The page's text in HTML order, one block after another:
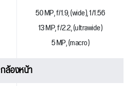
50 MP, f/1.9, (wide), 1/1.56
13 MP, f/2.2, (ultrawide)
5 MP, (macro)
กล้องหน้า